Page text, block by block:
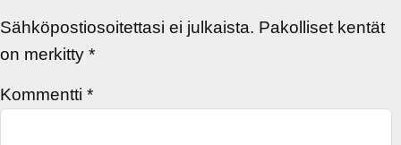
Sähköpostiosoitettasi ei julkaista. Pakolliset kentät
on merkitty *
Kommentti *